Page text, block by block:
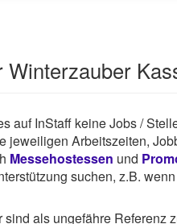
Winterzauber
auf InStaff keine Jobs /
jeweiligen Arbeitszeiten,
Messehostessen und
suchen, z.B.
sind als ungefähre Referenz